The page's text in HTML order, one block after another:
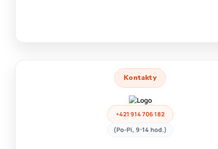
Kontakty
+421 914 706 182
(Po-Pi, 9-14 hod.)